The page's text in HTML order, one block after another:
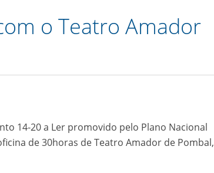
o Teatro Amador
14-20 a Ler promovido pelo Plano Nacional
de 30horas de Teatro Amador de Pombal,